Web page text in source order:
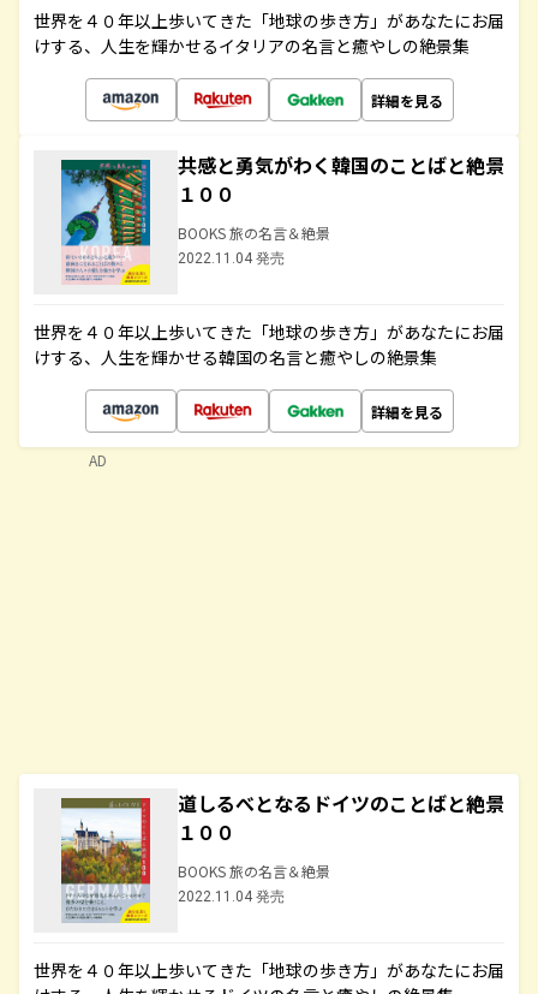
世界を４０年以上歩いてきた「地球の歩き方」があなたにお届
けする、人生を輝かせるイタリアの名言と癒やしの絶景集
詳細を見る
共感と勇気がわく韓国のことばと絶景
１００
BOOKS 旅の名言＆絶景
2022.11.04 発売
世界を４０年以上歩いてきた「地球の歩き方」があなたにお届
けする、人生を輝かせる韓国の名言と癒やしの絶景集
詳細を見る
道しるべとなるドイツのことばと絶景
１００
BOOKS 旅の名言＆絶景
2022.11.04 発売
世界を４０年以上歩いてきた「地球の歩き方」があなたにお届
AD